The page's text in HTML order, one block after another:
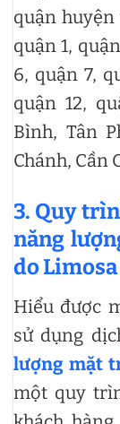
quận
quận 1,
6, quận 7,
quận 12,
Bình, Tân
Chánh, Cần
3. Quy
năng
do
Hiểu được
sử dụng
lượng mặt
một quy